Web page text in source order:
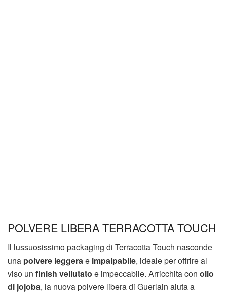
POLVERE LIBERA TERRACOTTA TOUCH
Il lussuosissimo packaging di Terracotta Touch nasconde
una polvere leggerae impalpabile, ideale per offrire al
viso un finish vellutato e impeccabile. Arricchita con olio
di jojoba, la nuova polvere libera di Guerlain aiuta a